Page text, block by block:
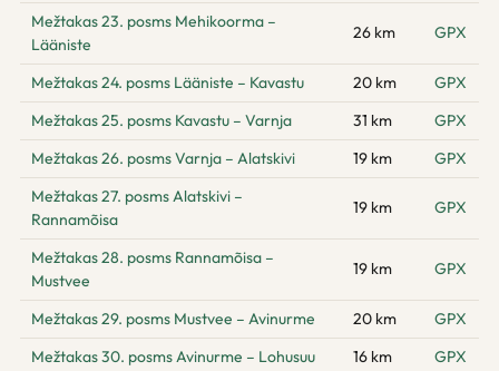
Mežtakas 23. posms Mehikoorma –
Lääniste
26 km GPX
Mežtakas 24. posms Lääniste – Kavastu 20 km
GPX
Mežtakas 25. posms Kavastu – Varnja
31 km
GPX
Mežtakas 26. posms Varnja – Alatskivi
19 km
GPX
Mežtakas 27. posms Alatskivi –
Rannamõisa
19 km GPX
Mežtakas 28. posms Rannamõisa –
Mustvee
19 km GPX
Mežtakas 29. posms Mustvee – Avinurme 20 km
GPX
Mežtakas 30. posms Avinurme – Lohusuu
16 km GPX